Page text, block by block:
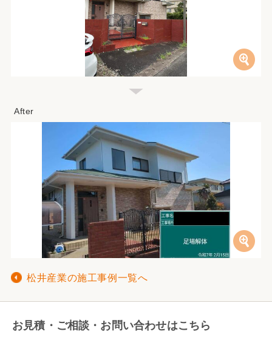
松井産業の施工事例一覧へ
お見積・ご相談・お問い合わせはこちら